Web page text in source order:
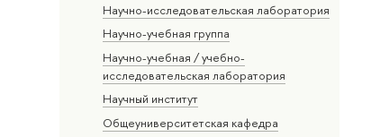
Научно-исследовательская лаборатория
Научно-учебная группа
Научно-учебная / учебно-
исследовательская лаборатория
Научный институт
Общеуниверситетская кафедра